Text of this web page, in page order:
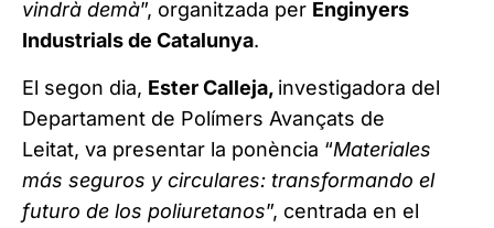
vindrà demà”, organitzada per Enginyers
Industrials de Catalunya.
El segon dia, Ester Calleja, investigadora del
Departament de Polímers Avançats de
Leitat, va presentar la ponència “Materiales
más seguros y circulares: transformando el
futuro de los poliuretanos”, centrada en el